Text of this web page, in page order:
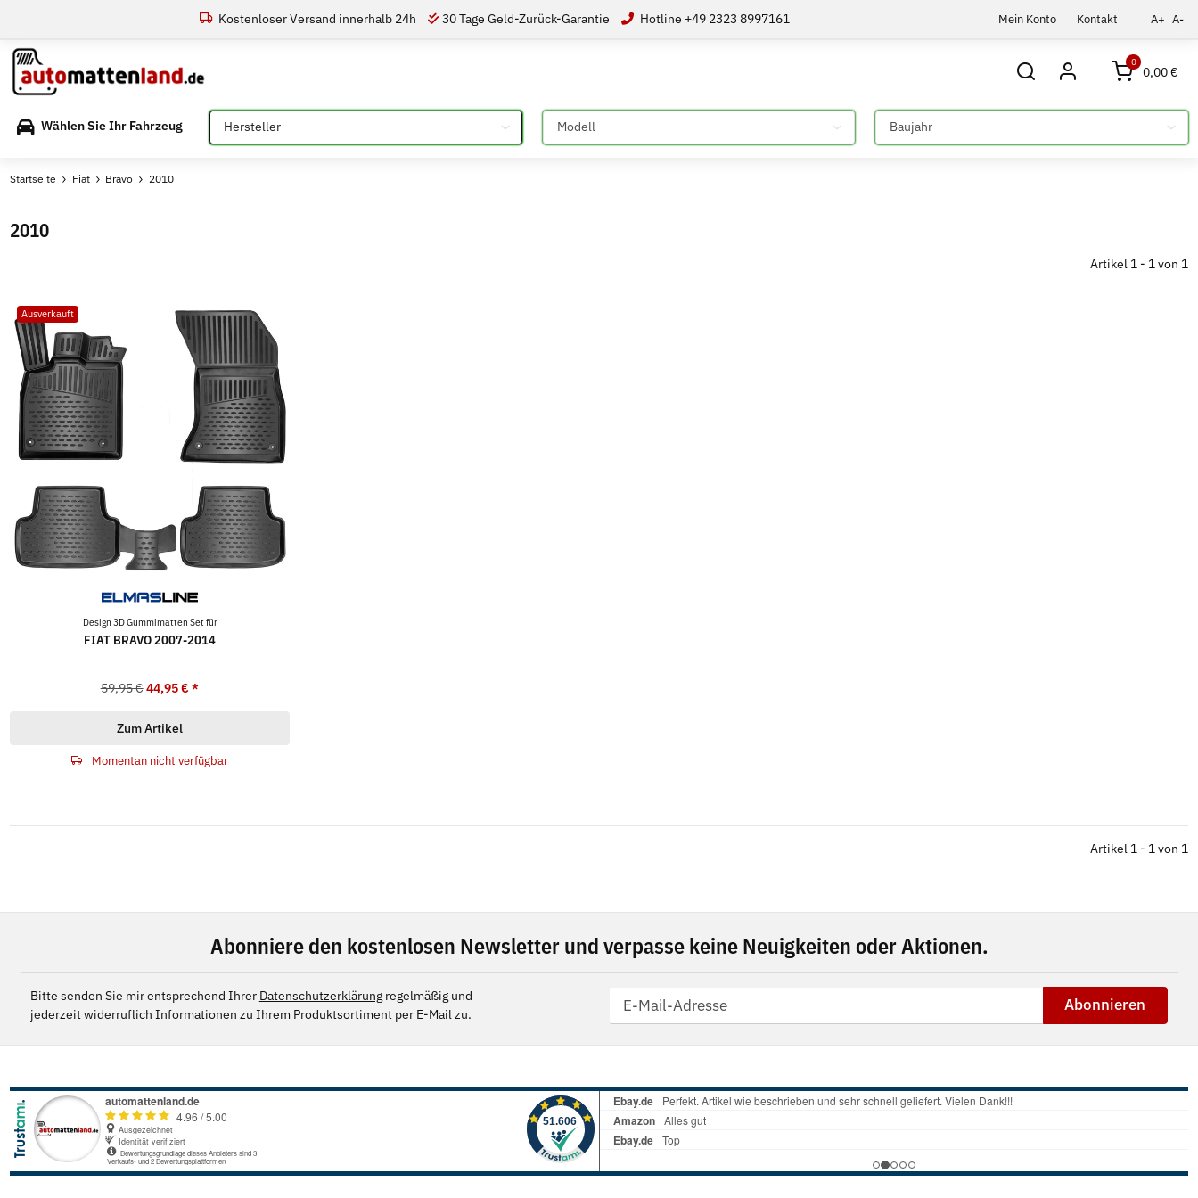
Mein Konto Kontakt A+ A-
Kostenloser Versand innerhalb 24h 30 Tage Geld-Zurück-Garantie Hotline +49 2323 8997161
0
0,00 €
Wählen Sie Ihr Fahrzeug Bitte auswählen Bitte auswählen Bitte auswählen
Startseite Fiat Bravo 2010
2010
Artikel 1 - 1 von 1
Ausverkauft
Design 3D Gummimatten Set für
FIAT BRAVO 2007-2014
59,95 € 44,95 €*
Zum Artikel
Momentan nicht verfügbar
Artikel 1 - 1 von 1
Abonniere den kostenlosen Newsletter und verpasse keine Neuigkeiten oder Aktionen.
Bitte senden Sie mir entsprechend Ihrer Datenschutzerklärungregelmäßig und
jederzeit widerruflich Informationen zu Ihrem Produktsortiment per E-Mail zu.
Abonnieren